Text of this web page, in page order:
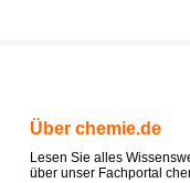
Über chemie.de
Lesen Sie alles
über unser Fachportal